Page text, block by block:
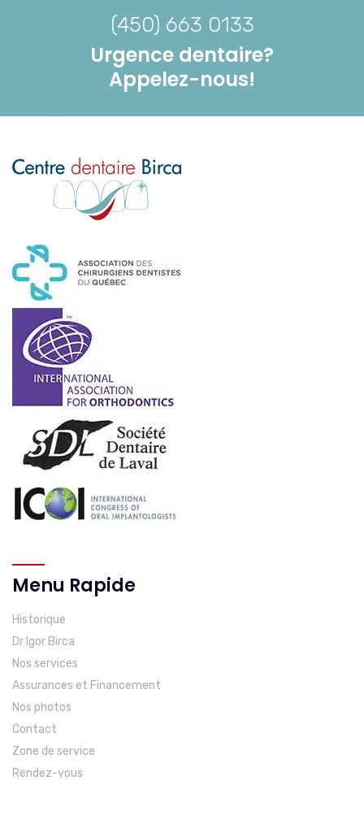
(450) 663 0133
Urgence dentaire?
Appelez-nous!
Menu Rapide
Historique
Dr Igor Birca
Nos services
Assurances et Financement
Nos photos
Contact
Zone de service
Rendez-vous